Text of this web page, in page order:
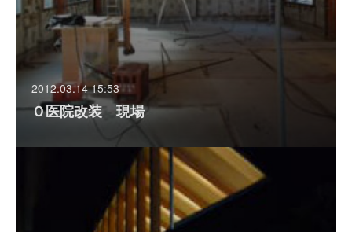
2012.03.14 15:53
Ｏ医院改装 現場